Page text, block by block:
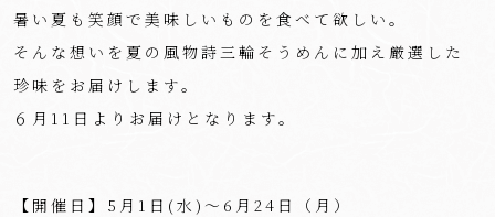
暑い夏も笑顔で美味しいものを食べて欲しい。
そんな想いを夏の風物詩三輪そうめんに加え厳選した
珍味をお届けします。
６月11日よりお届けとなります。
【開催日】5月1日(水)～6月24日（月）